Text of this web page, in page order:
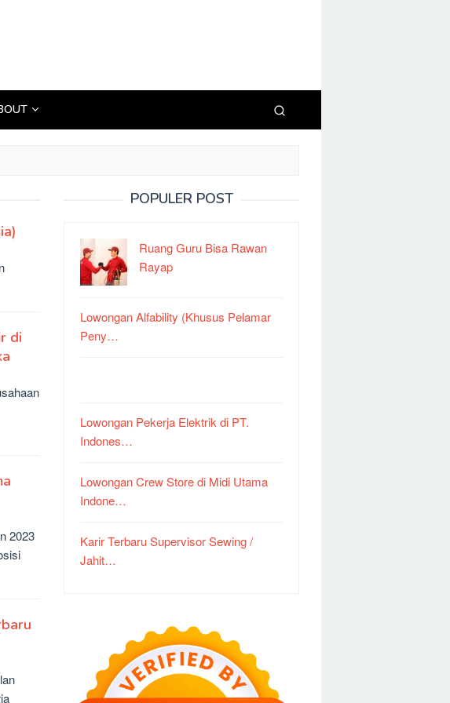
di
2023
POPULER POST
Ruang Guru Bisa Rawan
Rayap
Lowongan Alfability (Khusus Pelamar
Peny…
Lowongan Pekerja Elektrik di PT.
Indones…
Lowongan Crew Store di Midi Utama
Indone…
Karir Terbaru Supervisor Sewing /
Jahit…